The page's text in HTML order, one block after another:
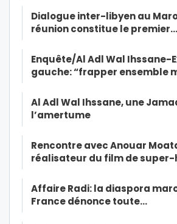
Dialogue inter-libyen au
réunion constitue le premier…
Enquête/Al Adl Wal Ihssane-
gauche: “frapper ensemble
Al Adl Wal Ihssane, une
l’amertume
Rencontre avec Anouar
réalisateur du film de
Affaire Radi: la diaspora
France dénonce toute…